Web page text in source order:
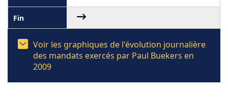
Voir les graphiques de l'évolution journalière
des mandats exercés par Paul Buekers en
2009